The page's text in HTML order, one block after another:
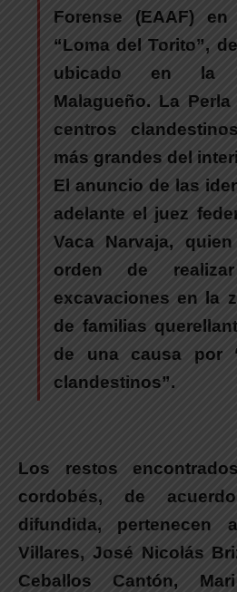
Forense (EAAF)
“Loma del Torito”,
ubicado en la
Malagueño. La
centros
más grandes del
El anuncio de las
adelante el juez
Vaca Narvaja,
orden de
excavaciones en la
de familias
de una causa por
clandestinos”.
Los restos
cordobés, de
difundida, pertenecen
Villares, José Nicolás
Ceballos Cantón,